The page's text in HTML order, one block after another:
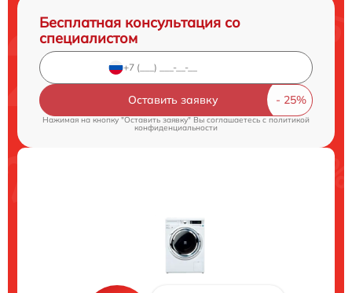
Бесплатная консультация со
специалистом
Оставить заявку
Нажимая на кнопку "Оставить заявку" Вы соглашаетесь cполитикой
конфиденциальности